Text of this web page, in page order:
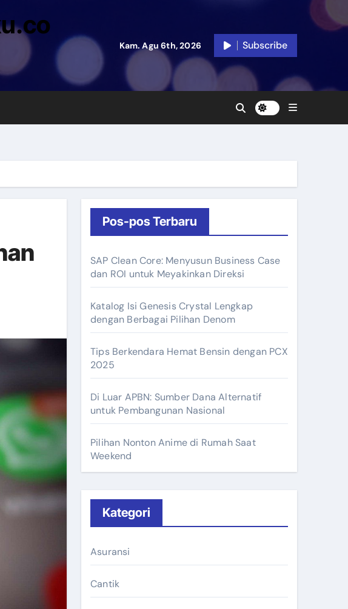
Kam. Agu 6th, 2026 Subscribe
Pos-pos Terbaru
SAP Clean Core: Menyusun Business Case
dan ROI untuk Meyakinkan Direksi
Katalog Isi Genesis Crystal Lengkap
dengan Berbagai Pilihan Denom
Tips Berkendara Hemat Bensin dengan PCX
2025
Di Luar APBN: Sumber Dana Alternatif
untuk Pembangunan Nasional
Pilihan Nonton Anime di Rumah Saat
Weekend
Kategori
Asuransi
Cantik